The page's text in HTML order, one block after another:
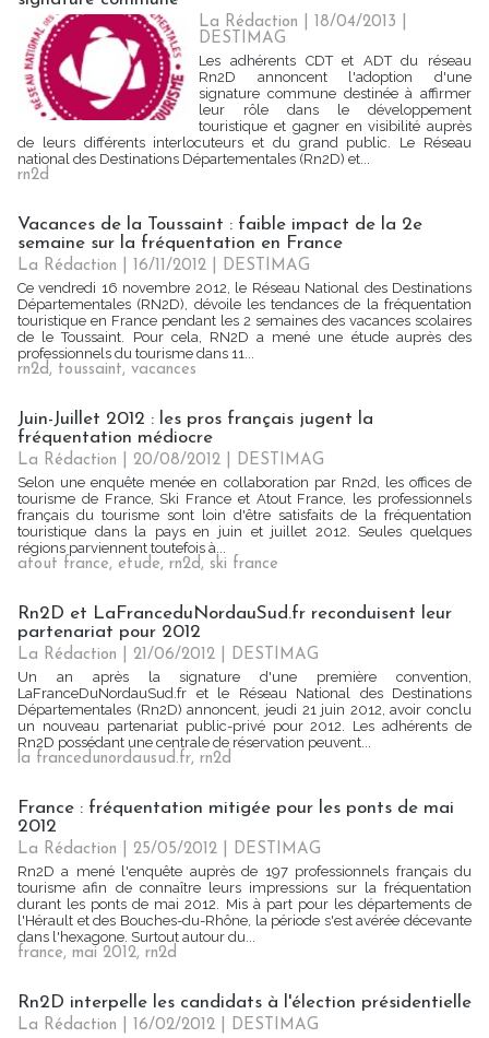
La Rédaction | 18/04/2013
DESTIMAG
Les adhérents CDT et ADT du réseau
Rn2D annoncent l'adoption d'une
signature commune destinée à affirmer
leur rôle dans le développement
touristique et gagner en visibilité auprès
de leurs différents interlocuteurs et du grand public. Le Réseau
national des Destinations Départementales (Rn2D) et...
rn2d
Vacances de la Toussaint : faible impact de la 2e
semaine sur la fréquentation en France
La Rédaction | 16/11/2012
DESTIMAG
Ce vendredi 16 novembre 2012, le Réseau National des Destinations
Départementales (RN2D), dévoile les tendances de la fréquentation
touristique en France pendant les 2 semaines des vacances scolaires
de le Toussaint. Pour cela, RN2D a mené une étude auprès des
professionnels du tourisme dans 11...
rn2d, toussaint, vacances
Juin-Juillet 2012 : les pros français jugent la
fréquentation médiocre
La Rédaction | 20/08/2012
DESTIMAG
Selon une enquête menée en collaboration par Rn2d, les offices de
tourisme de France, Ski France et Atout France, les professionnels
français du tourisme sont loin d'être satisfaits de la fréquentation
touristique dans la pays en juin et juillet 2012. Seules quelques
régions parviennent toutefois à...
atout france, etude, rn2d, ski france
Rn2D et LaFranceduNordauSud.fr reconduisent leur
partenariat pour 2012
La Rédaction | 21/06/2012
DESTIMAG
Un an après la signature d'une première convention,
LaFranceDuNordauSud.fr et le Réseau National des Destinations
Départementales (Rn2D) annoncent, jeudi 21 juin 2012, avoir conclu
un nouveau partenariat public-privé pour 2012. Les adhérents de
Rn2D possédant une centrale de réservation peuvent...
la francedunordausud.fr, rn2d
France : fréquentation mitigée pour les ponts de mai
2012
La Rédaction | 25/05/2012
DESTIMAG
Rn2D a mené l'enquête auprès de 197 professionnels français du
tourisme afin de connaître leurs impressions sur la fréquentation
durant les ponts de mai 2012. Mis à part pour les départements de
l'Hérault et des Bouches-du-Rhône, la période s'est avérée décevante
dans l'hexagone. Surtout autour du...
france, mai 2012, rn2d
Rn2D interpelle les candidats à l'élection présidentielle
La Rédaction | 16/02/2012
DESTIMAG